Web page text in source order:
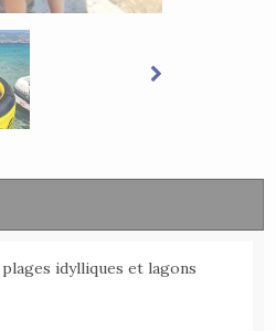
idylliques et lagons